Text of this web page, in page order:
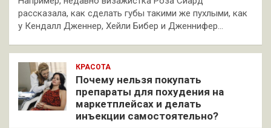
рассказала, как сделать губы такими же пухлыми, как
у Кендалл Дженнер, Хейли Бибер и Дженнифер…
КРАСОТА
Почему нельзя покупать
препараты для похудения на
маркетплейсах и делать
инъекции самостоятельно?